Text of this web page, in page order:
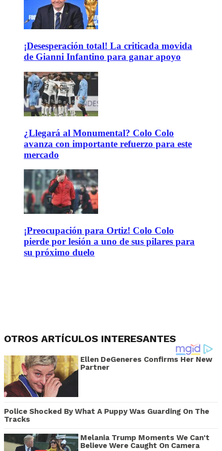
¡Desesperación total! La criticada movida
de Gianni Infantino para ganar apoyo
¿Llegará al Monumental? Colo Colo
avanza con importante refuerzo para este
mercado
¡Preocupación para Ortiz! Colo Colo
pierde por lesión a uno de sus pilares para
su próximo duelo
OTROS ARTÍCULOS INTERESANTES
Ellen DeGeneres Confirms Her New
Partner
Police Shocked By What A Puppy Was Guarding On The
Tracks
Melania Trump Moments We Can't
Believe Were Caught On Camera